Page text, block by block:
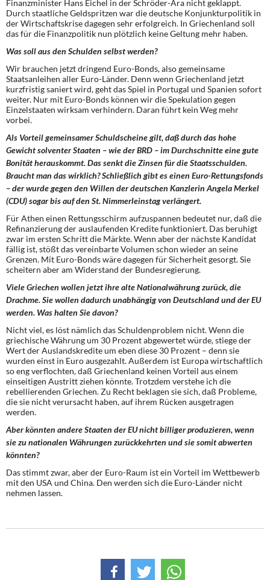
Finanzminister Hans Eichel in der Schröder-Ära nicht geklappt.
Durch staatliche Geldspritzen war die deutsche Konjunkturpolitik in
der Wirtschaftskrise dagegen sehr erfolgreich. In Griechenland soll
das für die Finanzpolitik nun plötzlich keine Geltung mehr haben.
Was soll aus den Schulden selbst werden?
Wir brauchen jetzt dringend Euro-Bonds, also gemeinsame
Staatsanleihen aller Euro-Länder. Denn wenn Griechenland jetzt
kurzfristig saniert wird, geht das Spiel in Portugal und Spanien sofort
weiter. Nur mit Euro-Bonds können wir die Spekulation gegen
Einzelstaaten wirksam verhindern. Daran führt kein Weg mehr
vorbei.
Als Vorteil gemeinsamer Schuldscheine gilt, daß durch das hohe
Gewicht solventer Staaten – wie der BRD – im Durchschnitte eine gute
Bonität herauskommt. Das senkt die Zinsen für die Staatsschulden.
Braucht man das wirklich? Schließlich gibt es einen Euro-Rettungsfonds
– der wurde gegen den Willen der deutschen Kanzlerin Angela Merkel
(CDU) sogar bis auf den St. Nimmerleinstag verlängert.
Für Athen einen Rettungsschirm aufzuspannen bedeutet nur, daß die
Refinanzierung der auslaufenden Kredite funktioniert. Das beruhigt
zwar im ersten Schritt die Märkte. Wenn aber der nächste Kandidat
fällig ist, stößt das vereinbarte Volumen schon wieder an seine
Grenzen. Mit Euro-Bonds wäre dagegen für Sicherheit gesorgt. Sie
scheitern aber am Widerstand der Bundesregierung.
Viele Griechen wollen jetzt ihre alte Nationalwährung zurück, die
Drachme. Sie wollen dadurch unabhängig von Deutschland und der EU
werden. Was halten Sie davon?
Nicht viel, es löst nämlich das Schuldenproblem nicht. Wenn die
griechische Währung um 30 Prozent abgewertet würde, stiege der
Wert der Auslandskredite um eben diese 30 Prozent – denn sie
wurden einst in Euro ausgezahlt. Außerdem ist Europa wirtschaftlich
so eng verflochten, daß Griechenland keinen Vorteil aus einem
einseitigen Austritt ziehen könnte. Trotzdem verstehe ich die
rebellierenden Griechen. Zu Recht beklagen sie sich, daß Probleme,
die sie nicht verursacht haben, auf ihrem Rücken ausgetragen
werden.
Aber könnten andere Staaten der EU nicht billiger produzieren, wenn
sie zu nationalen Währungen zurückkehrten und sie somit abwerten
könnten?
Das stimmt zwar, aber der Euro-Raum ist ein Vorteil im Wettbewerb
mit den USA und China. Den werden sich die Euro-Länder nicht
nehmen lassen.